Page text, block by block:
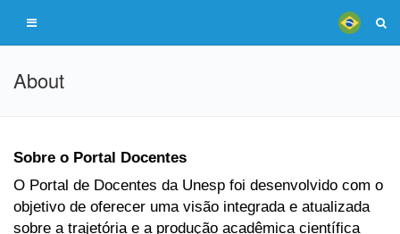
About
Sobre o Portal Docentes
O Portal de Docentes da Unesp foi desenvolvido com o
objetivo de oferecer uma visão integrada e atualizada
sobre a trajetória e a produção acadêmica científica